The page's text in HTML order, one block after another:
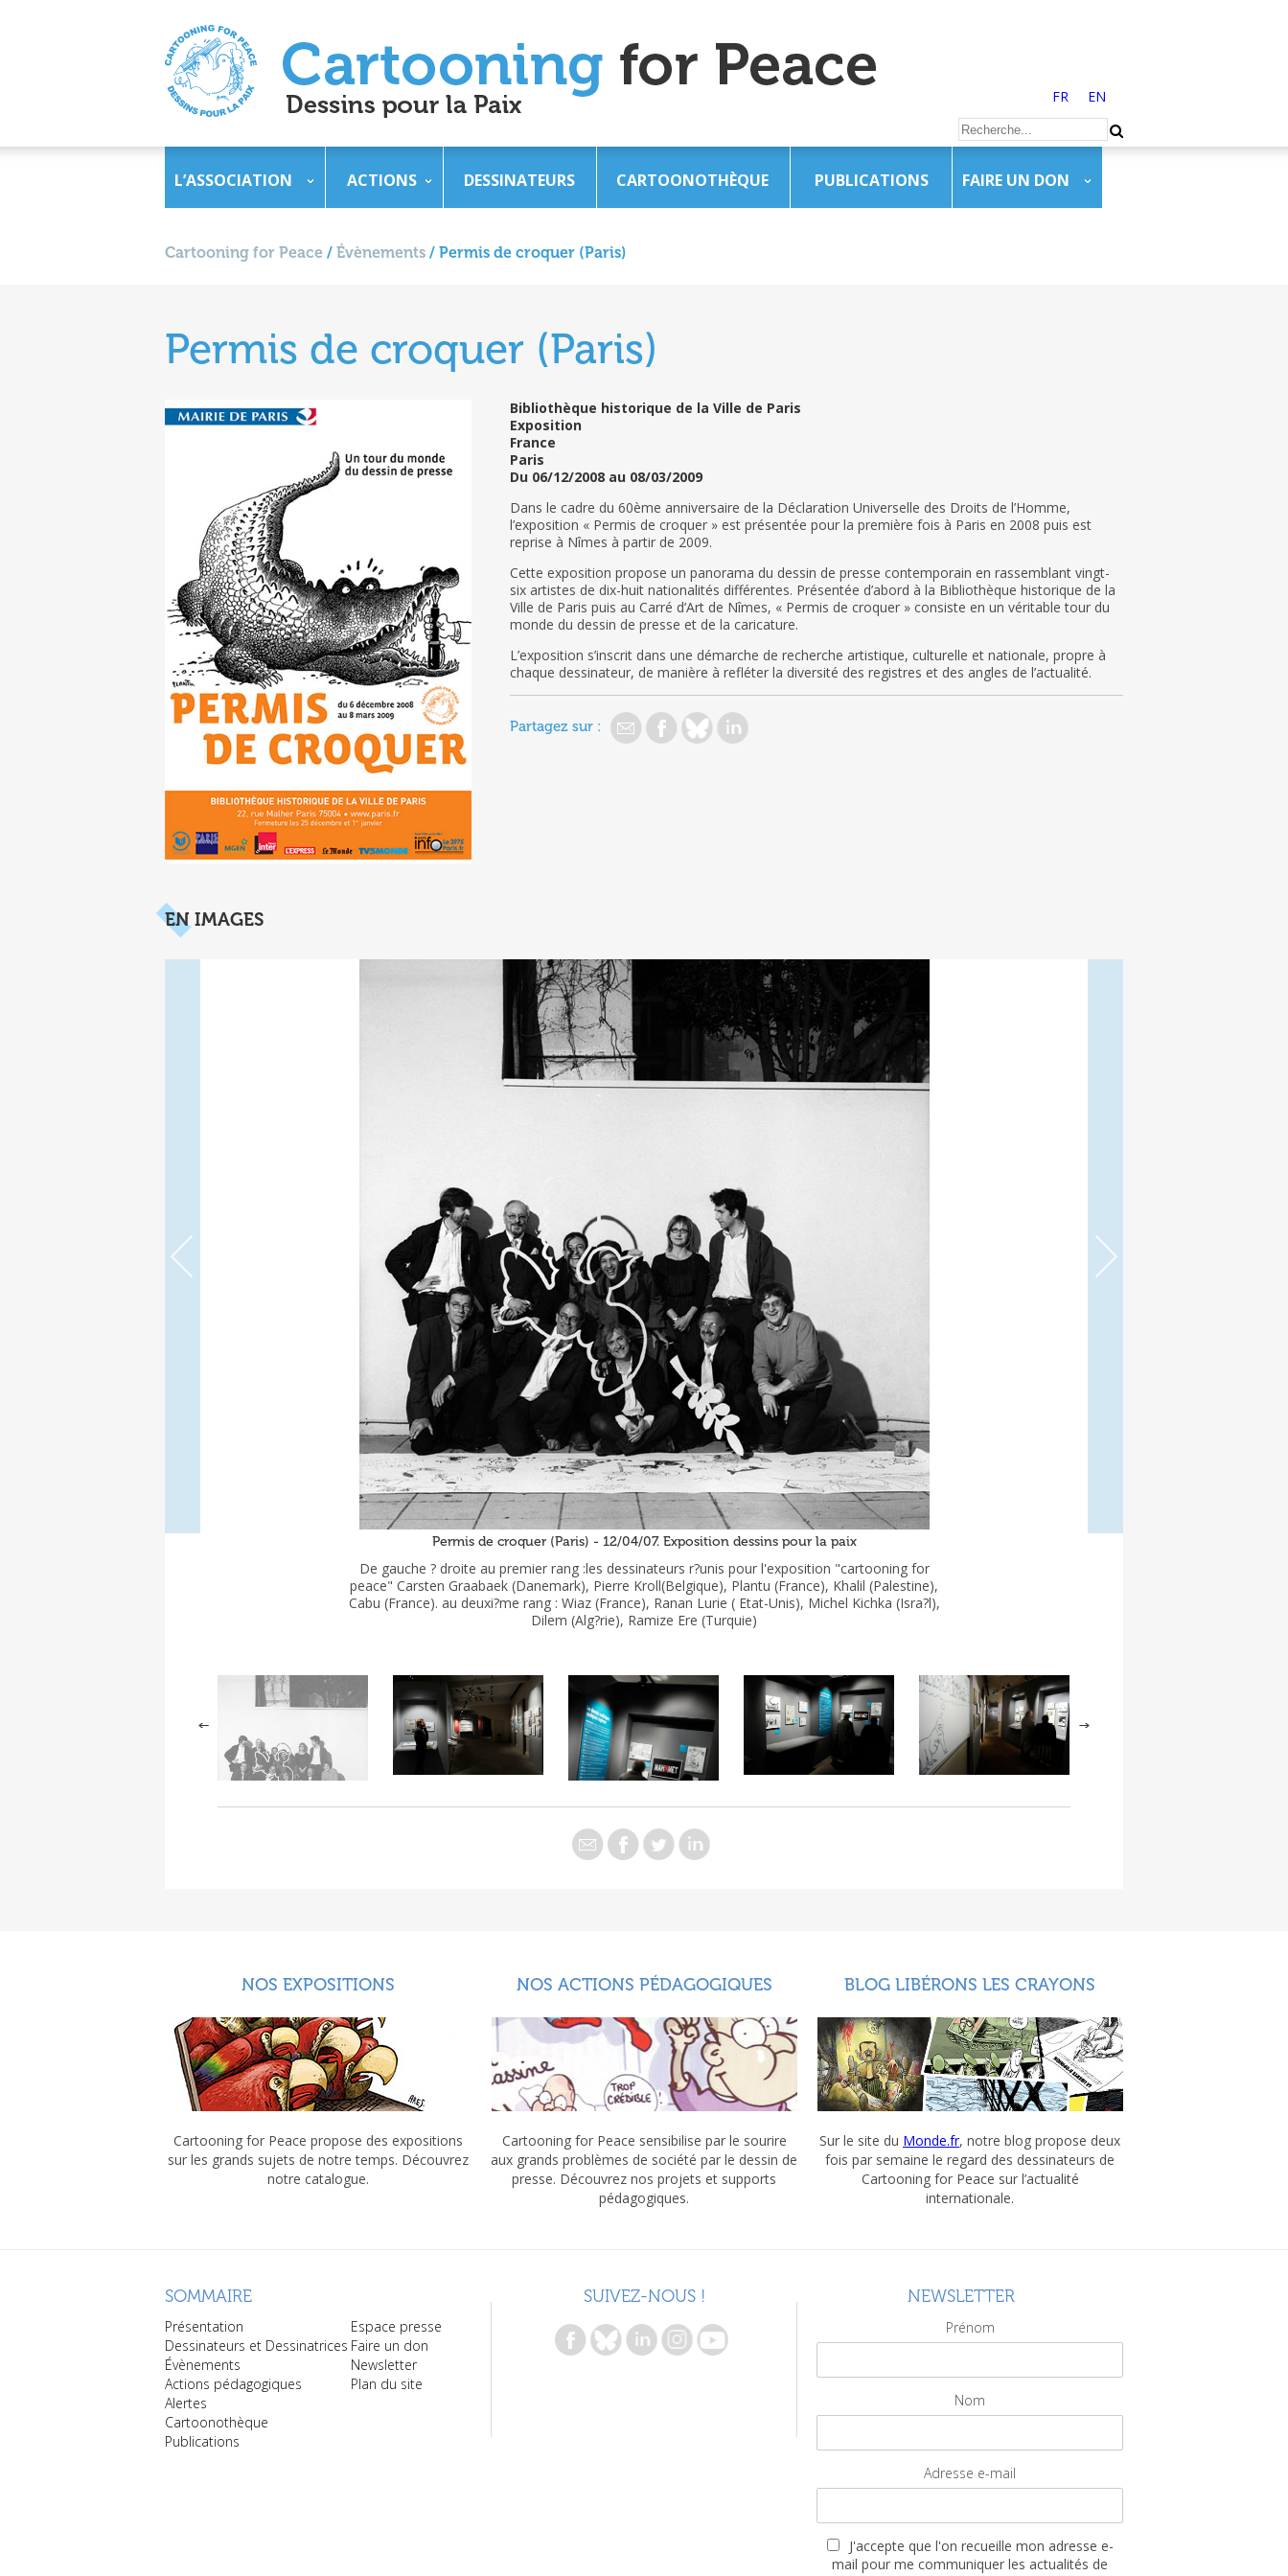
FR EN
L’ASSOCIATION ACTIONS DESSINATEURS CARTOONOTHÈQUE PUBLICATIONS FAIRE UN DON
Cartooning for Peace / Évènements / Permis de croquer (Paris)
Permis de croquer (Paris)
Bibliothèque historique de la Ville de Paris
Exposition
France
Paris
Du 06/12/2008 au 08/03/2009
Dans le cadre du 60ème anniversaire de la Déclaration Universelle des Droits de l’Homme,
l’exposition « Permis de croquer » est présentée pour la première fois à Paris en 2008 puis est
reprise à Nîmes à partir de 2009.
Cette exposition propose un panorama du dessin de presse contemporain en rassemblant vingt-
six artistes de dix-huit nationalités différentes. Présentée d’abord à la Bibliothèque historique de la
Ville de Paris puis au Carré d’Art de Nîmes, « Permis de croquer » consiste en un véritable tour du
monde du dessin de presse et de la caricature.
L’exposition s’inscrit dans une démarche de recherche artistique, culturelle et nationale, propre à
chaque dessinateur, de manière à refléter la diversité des registres et des angles de l’actualité.
Partagez sur :
EN IMAGES
Permis de croquer (Paris) - 12/04/07. Exposition dessins pour la paix
De gauche ? droite au premier rang :les dessinateurs r?unis pour l'exposition "cartooning for
peace" Carsten Graabaek (Danemark), Pierre Kroll(Belgique), Plantu (France), Khalil (Palestine),
Cabu (France). au deuxi?me rang : Wiaz (France), Ranan Lurie ( Etat-Unis), Michel Kichka (Isra?l),
Dilem (Alg?rie), Ramize Ere (Turquie)
NOS EXPOSITIONS
Cartooning for Peace propose des expositions
sur les grands sujets de notre temps. Découvrez
notre catalogue.
NOS ACTIONS PÉDAGOGIQUES
Cartooning for Peace sensibilise par le sourire
aux grands problèmes de société par le dessin de
presse. Découvrez nos projets et supports
pédagogiques.
BLOG LIBÉRONS LES CRAYONS
Sur le site du Monde.fr, notre blog propose deux
fois par semaine le regard des dessinateurs de
Cartooning for Peace sur l’actualité
internationale.
SOMMAIRE
Présentation
Dessinateurs et Dessinatrices
Évènements
Actions pédagogiques
Alertes
Cartoonothèque
Publications
Espace presse
Faire un don
Newsletter
Plan du site
SUIVEZ-NOUS ! NEWSLETTER
Prénom
Nom
Adresse e-mail
J'accepte que l'on recueille mon adresse e-
mail pour me communiquer les actualités de